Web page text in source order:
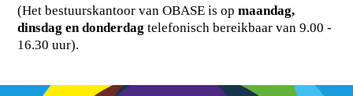
(Het bestuurskantoor van OBASE is opmaandag,
dinsdag en donderdag telefonisch bereikbaar van 9.00 -
16.30 uur).